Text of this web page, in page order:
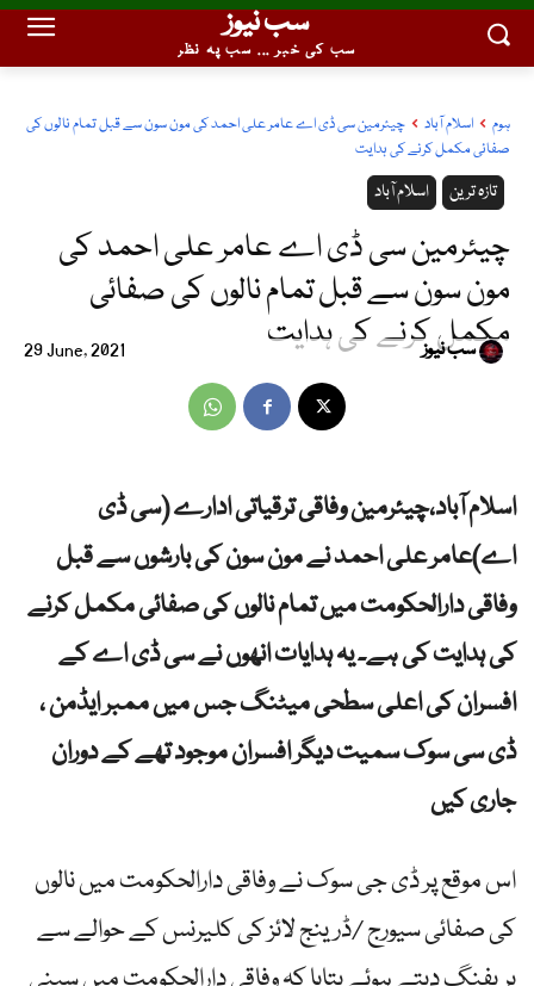
سب نیوز
سب کی خبر ... سب پہ نظر
ہوم اسلام آباد
چیئرمین سی ڈی اے عامر علی احمد کی مون سون سے قبل تمام نالوں کی
صفائی مکمل کرنے کی ہدایت
اسلام آباد تازہ ترین
چیئرمین سی ڈی اے عامر علی احمد کی
مون سون سے قبل تمام نالوں کی صفائی
مکمل کرنے کی ہدایت
29 June, 2021 سب نیوز
اسلام آباد،چیئرمین وفاقی ترقیاتی ادارے (سی ڈی
اے)عامر علی احمد نے مون سون کی بارشوں سے قبل
وفاقی دارالحکومت میں تمام نالوں کی صفائی مکمل کرنے
کی ہدایت کی ہے۔ یہ ہدایات انھوں نے سی ڈی اے کے
افسران کی اعلی سطحی میٹنگ جس میں ممبر ایڈمن ،
ڈی سی سوک سمیت دیگر افسران موجود تھے کے دوران
جاری کیں
اس موقع پر ڈی جی سوک نے وفاقی دارالحکومت میں نالوں
کی صفائی سیورج /ڈرینج لائز کی کلیرنس کے حوالے سے